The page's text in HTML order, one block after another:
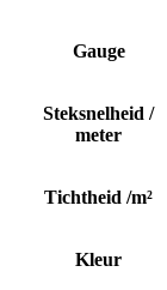
Gauge
Steksnelheid /
meter
Tichtheid /m²
Kleur